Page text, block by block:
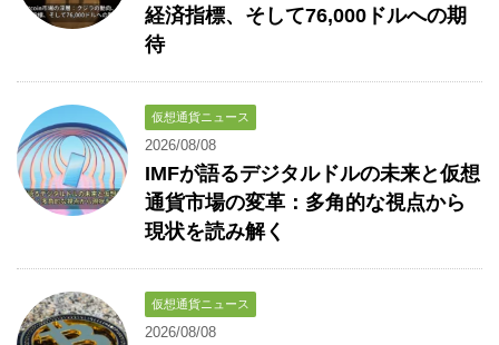
経済指標、そして76,000ドルへの期
待
仮想通貨ニュース
2026/08/08
IMFが語るデジタルドルの未来と仮想
通貨市場の変革：多角的な視点から
現状を読み解く
仮想通貨ニュース
2026/08/08